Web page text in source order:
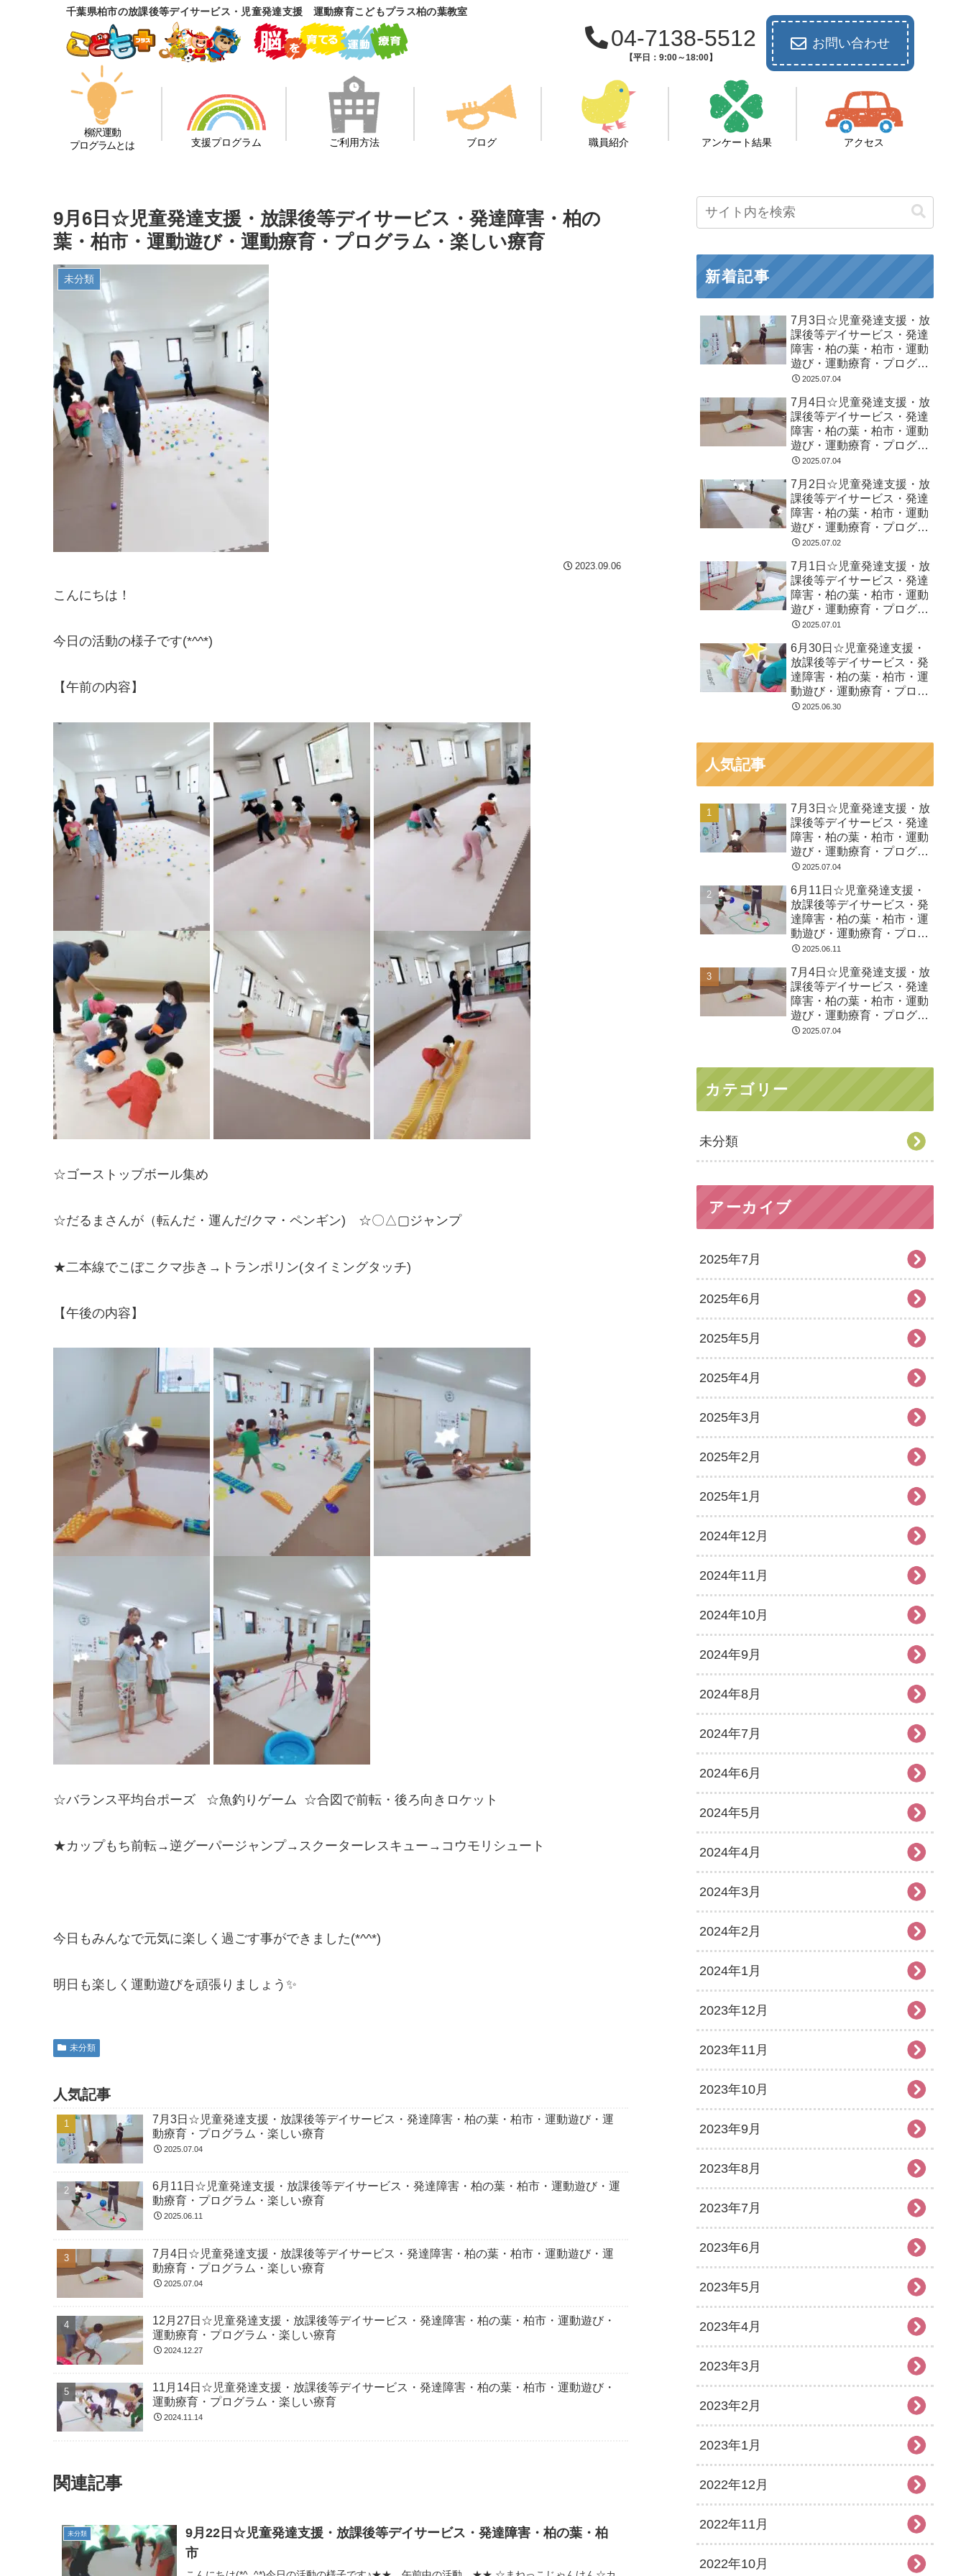
千葉県柏市の放課後等デイサービス・児童発達支援 運動療育こどもプラス柏の葉教室
04-7138-5512
【平日：9:00～18:00】
お問い合わせ
柳沢運動
プログラムとは
支援プログラム ご利用方法 ブログ 職員紹介 アンケート結果 アクセス
9月6日☆児童発達支援・放課後等デイサービス・発達障害・柏の
葉・柏市・運動遊び・運動療育・プログラム・楽しい療育
未分類
2023.09.06
こんにちは！
今日の活動の様子です(*^^*)
【午前の内容】
☆ゴーストップボール集め
☆だるまさんが（転んだ・運んだ/クマ・ペンギン) ☆〇△▢ジャンプ
★二本線でこぼこクマ歩き→トランポリン(タイミングタッチ)
【午後の内容】
☆バランス平均台ポーズ ☆魚釣りゲーム ☆合図で前転・後ろ向きロケット
★カップもち前転→逆グーパージャンプ→スクーターレスキュー→コウモリシュート
今日もみんなで元気に楽しく過ごす事ができました(*^^*)
明日も楽しく運動遊びを頑張りましょう✨
未分類
人気記事
7月3日☆児童発達支援・放課後等デイサービス・発達障害・柏の葉・柏市・運動遊び・運
動療育・プログラム・楽しい療育
2025.07.04
6月11日☆児童発達支援・放課後等デイサービス・発達障害・柏の葉・柏市・運動遊び・運
動療育・プログラム・楽しい療育
2025.06.11
7月4日☆児童発達支援・放課後等デイサービス・発達障害・柏の葉・柏市・運動遊び・運
動療育・プログラム・楽しい療育
2025.07.04
12月27日☆児童発達支援・放課後等デイサービス・発達障害・柏の葉・柏市・運動遊び・
運動療育・プログラム・楽しい療育
2024.12.27
11月14日☆児童発達支援・放課後等デイサービス・発達障害・柏の葉・柏市・運動遊び・
運動療育・プログラム・楽しい療育
2024.11.14
関連記事
未分類
9月22日☆児童発達支援・放課後等デイサービス・発達障害・柏の葉・柏
市
新着記事
7月3日☆児童発達支援・放
課後等デイサービス・発達
障害・柏の葉・柏市・運動
遊び・運動療育・プログラ
ム・楽しい療育
2025.07.04
7月4日☆児童発達支援・放
課後等デイサービス・発達
障害・柏の葉・柏市・運動
遊び・運動療育・プログラ
ム・楽しい療育
2025.07.04
7月2日☆児童発達支援・放
課後等デイサービス・発達
障害・柏の葉・柏市・運動
遊び・運動療育・プログラ
ム・楽しい療育
2025.07.02
7月1日☆児童発達支援・放
課後等デイサービス・発達
障害・柏の葉・柏市・運動
遊び・運動療育・プログラ
ム・楽しい療育
2025.07.01
6月30日☆児童発達支援・
放課後等デイサービス・発
達障害・柏の葉・柏市・運
動遊び・運動療育・プログ
ラム・楽しい療育
2025.06.30
人気記事
7月3日☆児童発達支援・放
課後等デイサービス・発達
障害・柏の葉・柏市・運動
遊び・運動療育・プログラ
ム・楽しい療育
2025.07.04
6月11日☆児童発達支援・
放課後等デイサービス・発
達障害・柏の葉・柏市・運
動遊び・運動療育・プログ
ラム・楽しい療育
2025.06.11
7月4日☆児童発達支援・放
課後等デイサービス・発達
障害・柏の葉・柏市・運動
遊び・運動療育・プログラ
ム・楽しい療育
2025.07.04
カテゴリー
未分類
アーカイブ
2025年7月
2025年6月
2025年5月
2025年4月
2025年3月
2025年2月
2025年1月
2024年12月
2024年11月
2024年10月
2024年9月
2024年8月
2024年7月
2024年6月
2024年5月
2024年4月
2024年3月
2024年2月
2024年1月
2023年12月
2023年11月
2023年10月
2023年9月
2023年8月
2023年7月
2023年6月
2023年5月
2023年4月
2023年3月
2023年2月
2023年1月
2022年12月
2022年11月
2022年10月